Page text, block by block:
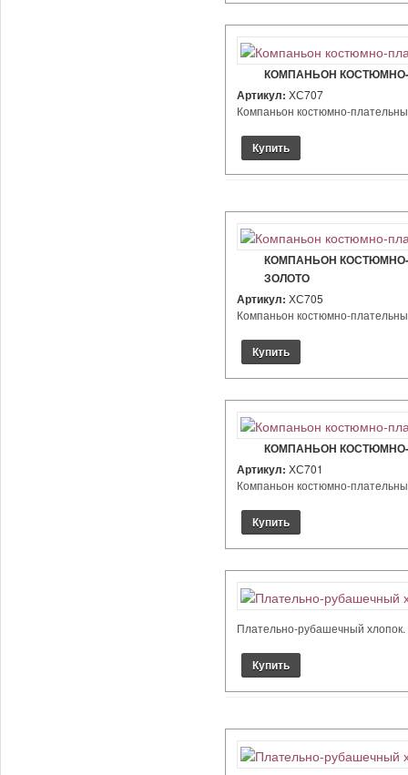
КОМПАНЬОН
Артикул: ХС707
Компаньон костюмно-
КОМПАНЬОН
ЗОЛОТО
Артикул: ХС705
Компаньон костюмно-
КОМПАНЬОН
Артикул: ХС701
Компаньон костюмно-
Плательно-рубашечный хлопок.